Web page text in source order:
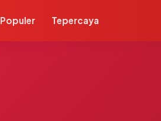
Populer Tepercaya